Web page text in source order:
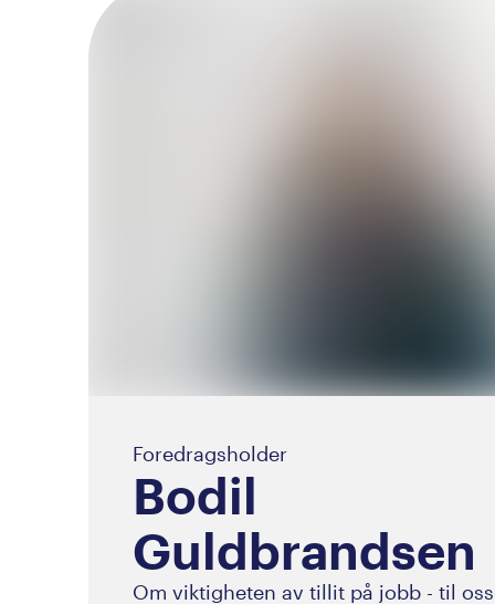
Foredragsholder
Bodil
Guldbrandsen
Om viktigheten av tillit på jobb - til